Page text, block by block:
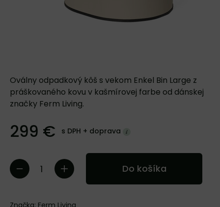
Oválny odpadkový kôš s vekom Enkel Bin Large z
práškovaného kovu v kašmírovej farbe od dánskej
značky Ferm Living.
299 € s DPH + doprava
Do košíka
Značka: Ferm Living